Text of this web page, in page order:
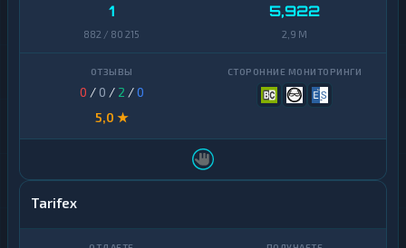
1
882 / 80 215
5,922
2,9 M
0 / 0 / 2 /0
5,0 ★
Tarifex